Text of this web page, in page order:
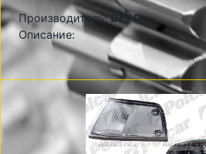
Производитель:DEPO
Описание: